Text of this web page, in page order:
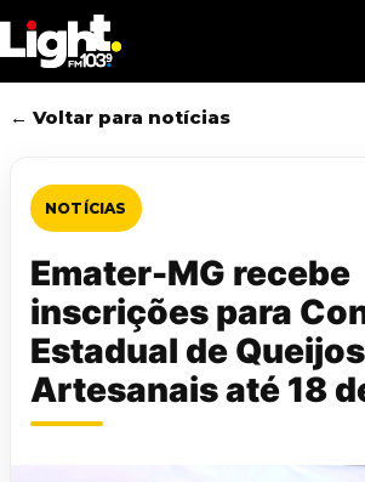
to
main
content
← Voltar para notícias
NOTÍCIAS
Emater-MG recebe
inscrições para
Estadual de Queijos
Artesanais até 18